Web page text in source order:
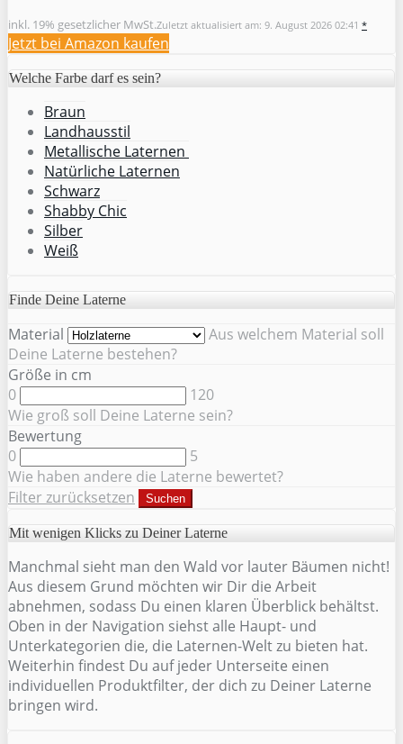
inkl. 19% gesetzlicher MwSt.Zuletzt aktualisiert am: 9. August 2026 02:41 *
Jetzt bei Amazon kaufen
Welche Farbe darf es sein?
Braun
Landhausstil
Metallische Laternen
Natürliche Laternen
Schwarz
Shabby Chic
Silber
Weiß
Finde Deine Laterne
Material
Aus welchem Material soll
Deine Laterne bestehen?
Größe in cm
0
120
Wie groß soll Deine Laterne sein?
Bewertung
0
5
Wie haben andere die Laterne bewertet?
Filter zurücksetzen
Suchen
Mit wenigen Klicks zu Deiner Laterne
Manchmal sieht man den Wald vor lauter Bäumen nicht!
Aus diesem Grund möchten wir Dir die Arbeit
abnehmen, sodass Du einen klaren Überblick behältst.
Oben in der Navigation siehst alle Haupt- und
Unterkategorien die, die Laternen-Welt zu bieten hat.
Weiterhin findest Du auf jeder Unterseite einen
individuellen Produktfilter, der dich zu Deiner Laterne
bringen wird.